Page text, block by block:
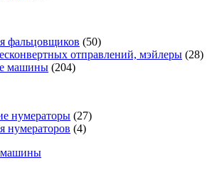
фальцовщиков (50)
отправлений, мэйлеры (28)
машины (204)
нумераторы (27)
нумераторов (4)
машины